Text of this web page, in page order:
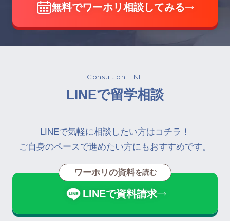
無料でワーホリ相談してみる
Consult on LINE
LINEで留学相談
LINEで気軽に相談したい方はコチラ！
ご自身のペースで進めたい方にもおすすめです。
ワーホリの資料を読む
LINEで資料請求